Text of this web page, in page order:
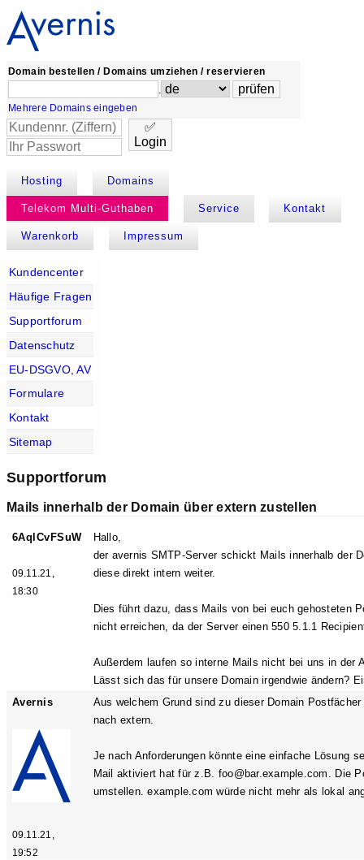
Domain bestellen / Domains umziehen / reservieren
.
Mehrere Domains eingeben
✅
Login
Hosting Domains
Telekom Multi-Guthaben Service Kontakt
Warenkorb Impressum
Kundencenter
Häufige Fragen
Supportforum
Datenschutz
EU-DSGVO, AV
Formulare
Kontakt
Sitemap
Supportforum
Mails innerhalb der Domain über extern zustellen
6AqlCvFSuW
09.11.21,
18:30
Hallo,
der avernis SMTP-Server schickt Mails innerhalb der
diese direkt intern weiter.
Dies führt dazu, dass Mails von bei euch gehosteten
nicht erreichen, da der Server einen 550 5.1.1
Außerdem laufen so interne Mails nicht bei uns in der
Lässt sich das für unsere Domain irgendwie ändern?
Avernis
09.11.21,
19:52
Aus welchem Grund sind zu dieser Domain
nach extern.
Je nach Anforderungen könnte eine einfache Lösung
Mail aktiviert hat für z.B. foo@bar.example.com. Die
umstellen. example.com würde nicht mehr als lokal